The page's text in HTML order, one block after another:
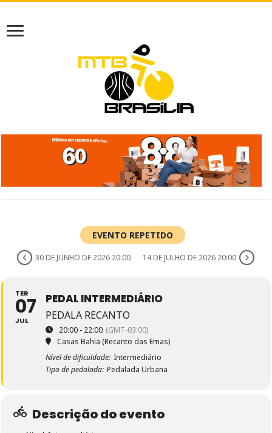
EVENTO REPETIDO
30 DE JUNHO DE 2026 20:00 14 DE JULHO DE 2026 20:00
TER
07
JUL
PEDAL INTERMEDIÁRIO
PEDALA RECANTO
20:00 - 22:00 (GMT-03:00)
Casas Bahia (Recanto das Emas)
Nível de dificuldade: Intermediário
Tipo de pedalada: Pedalada Urbana
Descrição do evento